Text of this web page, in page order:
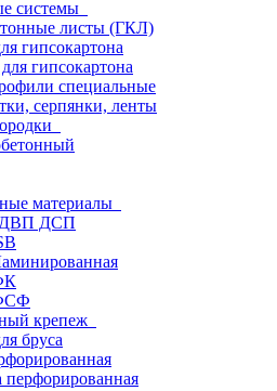
системы
листы (ГКЛ)
гипсокартона
гипсокартона
специальные
серпянки, ленты
материалы
ДВП ДСП
крепеж
бруса
перфорированная